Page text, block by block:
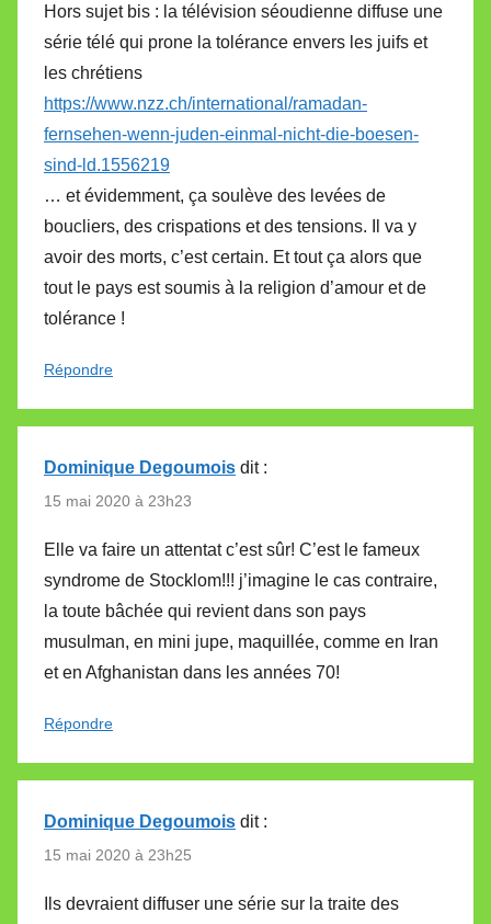
Hors sujet bis : la télévision séoudienne diffuse une
série télé qui prone la tolérance envers les juifs et
les chrétiens
https://www.nzz.ch/international/ramadan-
fernsehen-wenn-juden-einmal-nicht-die-boesen-
sind-ld.1556219
… et évidemment, ça soulève des levées de
boucliers, des crispations et des tensions. Il va y
avoir des morts, c’est certain. Et tout ça alors que
tout le pays est soumis à la religion d’amour et de
tolérance !
Répondre
Dominique Degoumois dit :
15 mai 2020 à 23h23
Elle va faire un attentat c’est sûr! C’est le fameux
syndrome de Stocklom!!! j’imagine le cas contraire,
la toute bâchée qui revient dans son pays
musulman, en mini jupe, maquillée, comme en Iran
et en Afghanistan dans les années 70!
Répondre
Dominique Degoumois dit :
15 mai 2020 à 23h25
Ils devraient diffuser une série sur la traite des